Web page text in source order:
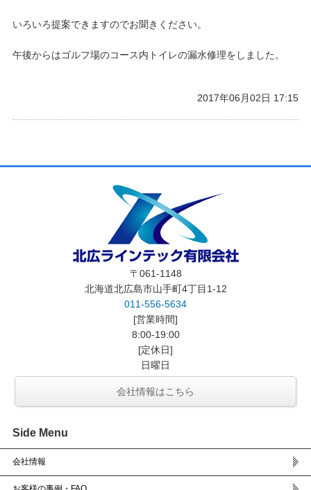
​いろいろ提案できますのでお聞きください。
​午後からはゴルフ場のコース内トイレの漏水修理をしました。
2017年06月02日 17:15
〒061-1148
北海道北広島市山手町4丁目1-12
011-556-5634
[営業時間]
8:00-19:00
[定休日]
日曜日
会社情報はこちら
Side Menu
会社情報